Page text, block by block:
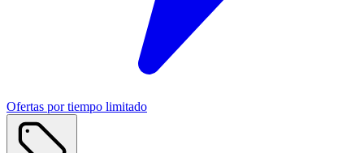
Ofertas por tiempo limitado